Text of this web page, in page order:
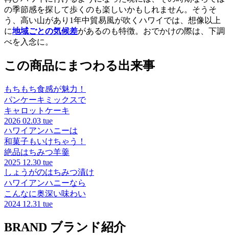
の季節感を探して歩くのも楽しいかもしれません。そうそ
う、高い山があり1年中貿易風が吹くハワイでは、想像以上
に地域ごとの気候差があるのも特徴。おでかけの際は、下調
べを入念に。
この商品にまつわる出来事
もちもち食感が魅力！
パンケーキミックスで
キャロットケーキ
2026 02.03 tue
ハワイアンハニーは
和菓子もいけちゃう！
絶品はちみつ羊羹
2025 12.30 tue
しょうがのはちみつ漬け
ハワイアンハニーなら
こんなに奥深い味わい
2024 12.31 tue
BRAND ブランド紹介